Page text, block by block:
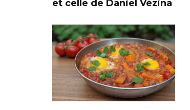
et celle de Daniel Vézina